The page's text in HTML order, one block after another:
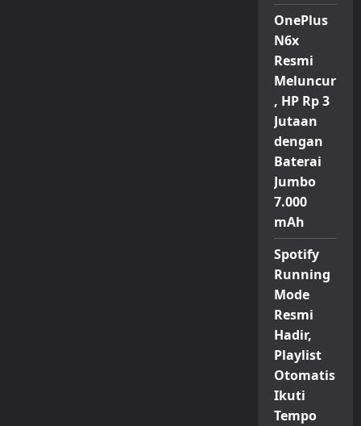
OnePlus
N6x
Resmi
Meluncur
, HP Rp 3
Jutaan
dengan
Baterai
Jumbo
7.000
mAh
Spotify
Running
Mode
Resmi
Hadir,
Playlist
Otomatis
Ikuti
Tempo